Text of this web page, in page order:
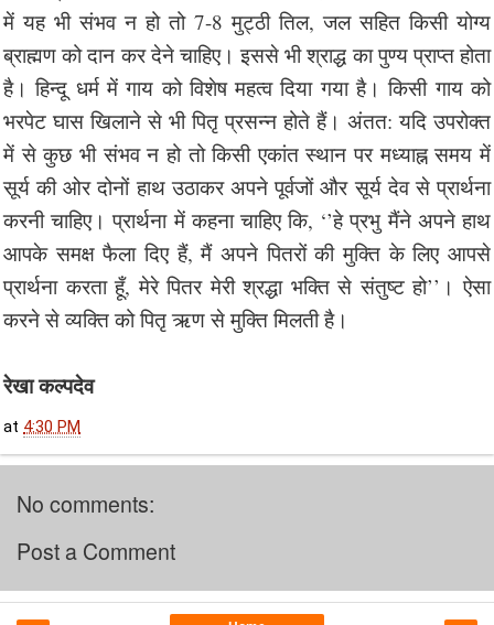
में यह भी संभव न हो तो 7-8 मुट्ठी तिल, जल सहित किसी योग्य
ब्राह्मण को दान कर देने चाहिए। इससे भी श्राद्ध का पुण्य प्राप्त होता
है। हिन्दू धर्म में गाय को विशेष महत्व दिया गया है। किसी गाय को
भरपेट घास खिलाने से भी पितृ प्रसन्न होते हैं। अंतत: यदि उपरोक्त
में से कुछ भी संभव न हो तो किसी एकांत स्थान पर मध्याह्न समय में
सूर्य की ओर दोनों हाथ उठाकर अपने पूर्वजों और सूर्य देव से प्रार्थना
करनी चाहिए। प्रार्थना में कहना चाहिए कि, ‘’हे प्रभु मैंने अपने हाथ
आपके समक्ष फैला दिए हैं, मैं अपने पितरों की मुक्ति के लिए आपसे
प्रार्थना करता हूँ, मेरे पितर मेरी श्रद्धा भक्ति से संतुष्ट हो’’। ऐसा
करने से व्यक्ति को पितृ ऋण से मुक्ति मिलती है।
रेखा कल्पदेव
at 4:30 PM
No comments:
Post a Comment